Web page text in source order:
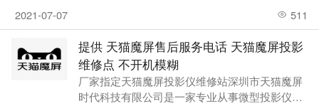
2021-07-07 511
提供 天猫魔屏售后服务电话 天猫魔屏投影
维修点 不开机模糊
厂家指定天猫魔屏投影仪维修站深圳市天猫魔屏
时代科技有限公司是一家专业从事微型投影仪、